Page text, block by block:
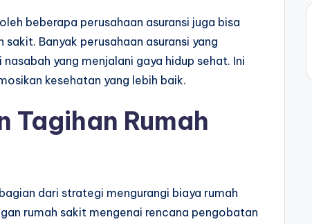
beberapa perusahaan asuransi juga bisa
Banyak perusahaan asuransi yang
yang menjalani gaya hidup sehat. Ini
kesehatan yang lebih baik.
Tagihan Rumah
dari strategi mengurangi biaya rumah
rumah sakit mengenai rencana pengobatan